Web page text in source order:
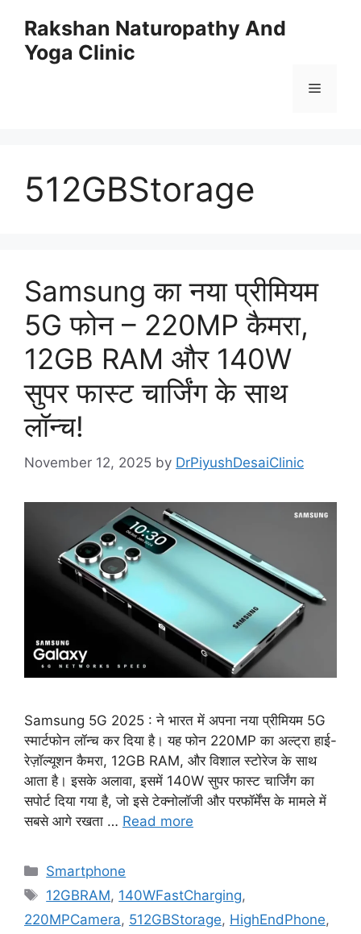
content
Rakshan Naturopathy And
Yoga Clinic
Menu
512GBStorage
Samsung का नया प्रीमियम
5G फोन – 220MP कैमरा,
12GB RAM और 140W
सुपर फास्ट चार्जिंग के साथ
लॉन्च!
November 12, 2025 by DrPiyushDesaiClinic
Samsung 5G 2025 : ने भारत में अपना नया प्रीमियम 5G
स्मार्टफोन लॉन्च कर दिया है। यह फोन 220MP का अल्ट्रा हाई-
रेज़ॉल्यूशन कैमरा, 12GB RAM, और विशाल स्टोरेज के साथ
आता है। इसके अलावा, इसमें 140W सुपर फास्ट चार्जिंग का
सपोर्ट दिया गया है, जो इसे टेक्नोलॉजी और परफॉर्मेंस के मामले में
सबसे आगे रखता … Read more
Categories
Smartphone
Tags
12GBRAM, 140WFastCharging,
220MPCamera, 512GBStorage, HighEndPhone,